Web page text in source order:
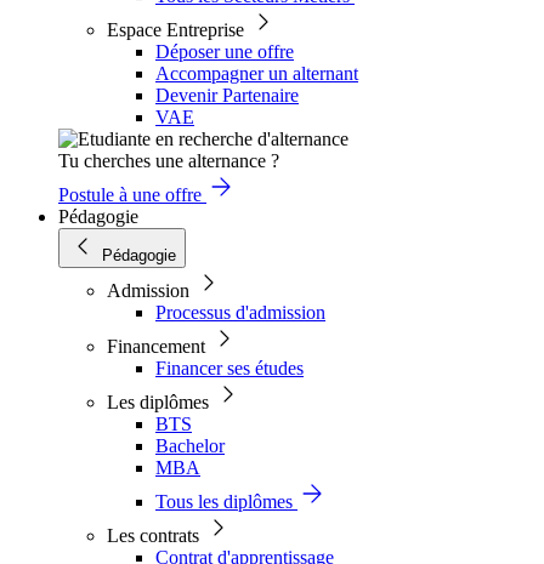
Espace Entreprise
Déposer une offre
Accompagner un alternant
Devenir Partenaire
VAE
Tu cherches une alternance ?
Postule à une offre
Pédagogie
Pédagogie
Admission
Processus d'admission
Financement
Financer ses études
Les diplômes
BTS
Bachelor
MBA
Tous les diplômes
Les contrats
Contrat d'apprentissage